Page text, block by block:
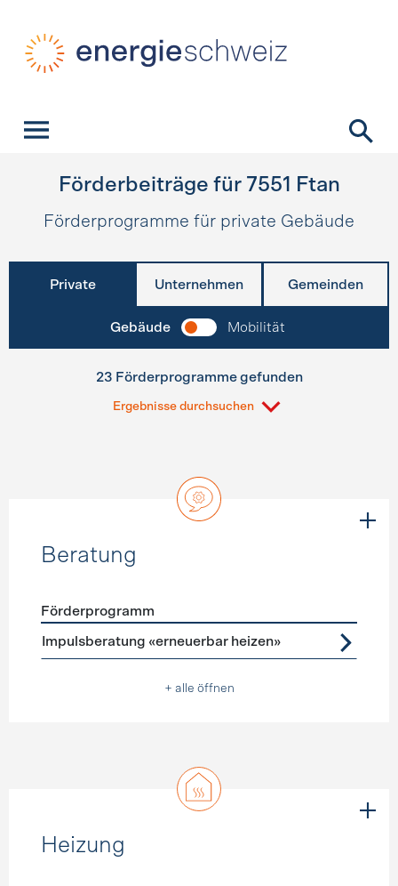
Förderbeiträge für 7551 Ftan
Förderprogramme für private Gebäude
Private Unternehmen Gemeinden
Gebäude Mobilität
23 Förderprogramme gefunden
Ergebnisse durchsuchen
Beratung
Förderprogramme Beratung
Förderprogramm
Impulsberatung «erneuerbar heizen»
+ alle öffnen
Heizung